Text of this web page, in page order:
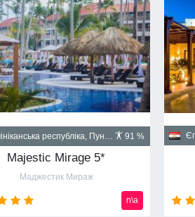
90 %
Шарм-эль-Шейх
Montazah Ras Nasrani Bay
usd